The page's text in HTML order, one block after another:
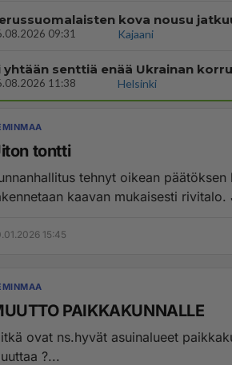
kova nousu
09:31 Kajaani
yhtään senttiä enää Ukrainan
11:38 Helsinki
tontti
tehnyt oikean
15:45
PAIKKAKUNNALLE
ovat ns.hyvät asuinalueet
?...